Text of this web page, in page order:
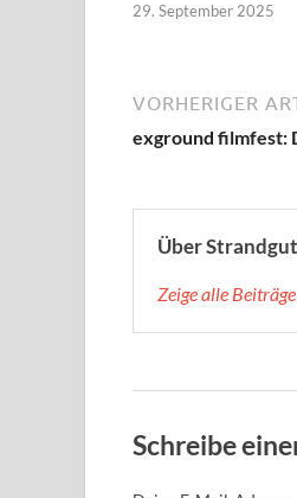
29. September 2025
VORHERIGER
exground filmfest:
Über
Zeige alle
Schreibe